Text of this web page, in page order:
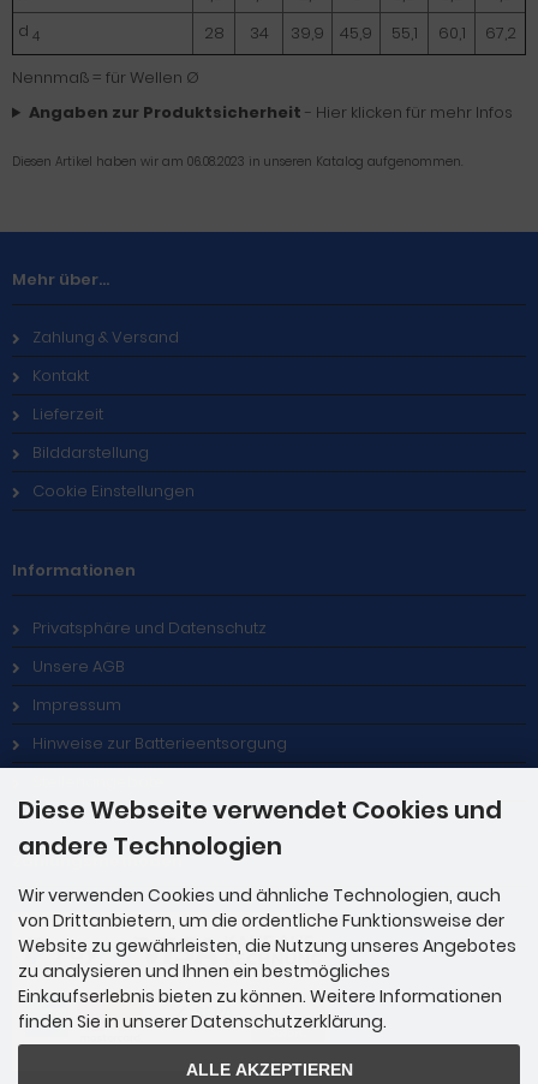
d 4 28 34 39,9 45,9 55,1 60,1
67,2
Nennmaß = für Wellen Ø
Angaben zur Produktsicherheit - Hier klicken für mehr Infos
Diesen Artikel haben wir am 06.08.2023 in unseren Katalog aufgenommen.
Mehr über...
Zahlung & Versand
Kontakt
Lieferzeit
Bilddarstellung
Cookie Einstellungen
Informationen
Privatsphäre und Datenschutz
Unsere AGB
Impressum
Hinweise zur Batterieentsorgung
Zahlungsmethoden
Diese Webseite verwendet Cookies und
andere Technologien
Wir verwenden Cookies und ähnliche Technologien, auch
von Drittanbietern, um die ordentliche Funktionsweise der
Website zu gewährleisten, die Nutzung unseres Angebotes
zu analysieren und Ihnen ein bestmögliches
Einkaufserlebnis bieten zu können. Weitere Informationen
finden Sie in unserer Datenschutzerklärung.
ALLE AKZEPTIEREN